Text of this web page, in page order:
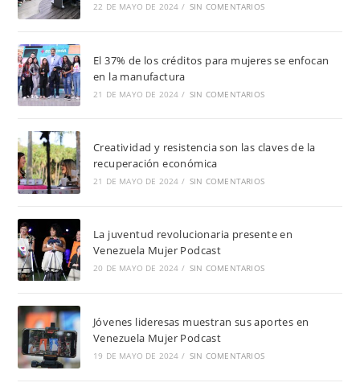
22 DE MAYO DE 2024 / SIN COMENTARIOS
El 37% de los créditos para mujeres se enfocan
en la manufactura
21 DE MAYO DE 2024 / SIN COMENTARIOS
Creatividad y resistencia son las claves de la
recuperación económica
21 DE MAYO DE 2024 / SIN COMENTARIOS
La juventud revolucionaria presente en
Venezuela Mujer Podcast
20 DE MAYO DE 2024 / SIN COMENTARIOS
Jóvenes lideresas muestran sus aportes en
Venezuela Mujer Podcast
19 DE MAYO DE 2024 / SIN COMENTARIOS